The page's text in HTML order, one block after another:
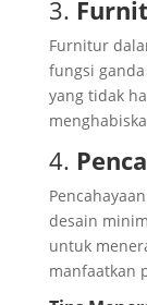
3.
Furnitur
fungsi
yang tidak
4.
desain
untuk
manfaatkan